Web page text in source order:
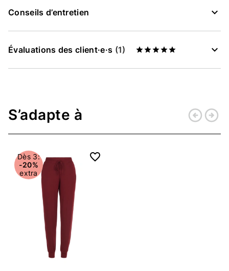
Conseils d’entretien
Évaluations des client·e·s (1)
S’adapte à arrow_circle_leftarrow_circle_right
Dès 3:
-20%
extra